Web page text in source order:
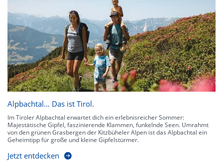
Alpbachtal… Das ist Tirol.
Im Tiroler Alpbachtal erwartet dich ein erlebnisreicher Sommer:
Majestätische Gipfel, faszinierende Klammen, funkelnde Seen. Umrahmt
von den grünen Grasbergen der Kitzbüheler Alpen ist das Alpbachtal ein
Geheimtipp für große und kleine Gipfelstürmer.
Jetzt entdecken